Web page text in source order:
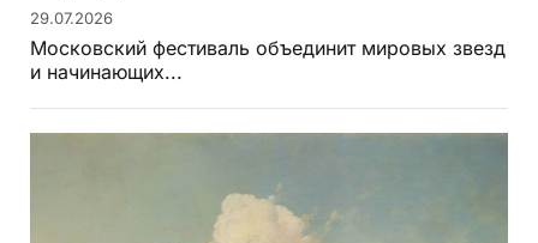
29.07.2026
Московский фестиваль объединит мировых звезд
и начинающих...